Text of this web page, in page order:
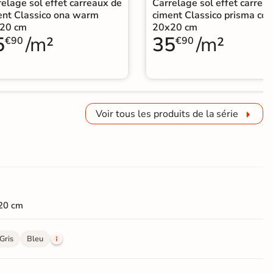
sol effet carreaux de
Classico ona warm
cm
€90 /m²
Carrelage sol effet
ciment Classico prisma
20x20 cm
35€90 /m²
Voir tous les produits de la série
cm
Bleu